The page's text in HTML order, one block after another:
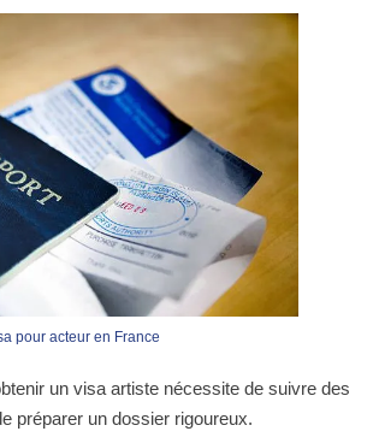
pour acteur en France
un visa artiste nécessite de suivre des
préparer un dossier rigoureux.